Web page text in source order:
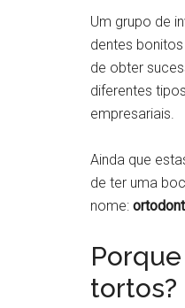
Um grupo de
dentes
de obter
diferentes
empresariais.
Ainda que
de ter uma
nome:
tortos?